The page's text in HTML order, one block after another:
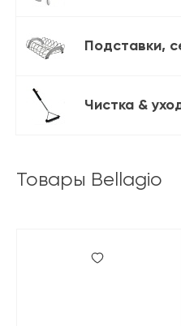
Подставки,
Чистка &
Товары Bellagio